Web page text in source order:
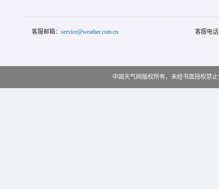
客服邮箱： service@weather.com.cn 客服电
中国天气网版权所有，未经书面授权